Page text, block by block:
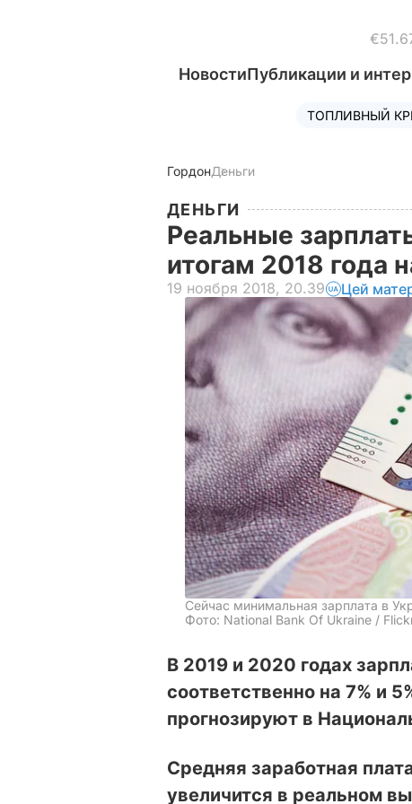
НовостиПубликации и
ТОПЛИВНЫЙ
ГордонДеньги
ДЕНЬГИ
Реальные
итогам 2018 года
19 ноября 2018, 20.39 Цей
Сейчас минимальная зарплата в
Фото: National Bank Of Ukraine /
В 2019 и 2020 годах
соответственно на 7% и
прогнозируют в
Средняя заработная
увеличится в реальном